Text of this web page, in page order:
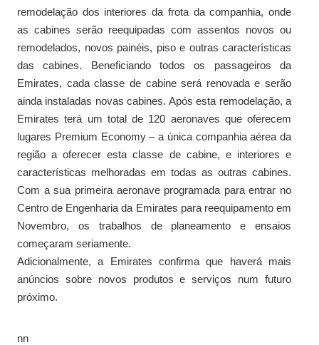
remodelação dos interiores da frota da companhia, onde
as cabines serão reequipadas com assentos novos ou
remodelados, novos painéis, piso e outras características
das cabines. Beneficiando todos os passageiros da
Emirates, cada classe de cabine será renovada e serão
ainda instaladas novas cabines. Após esta remodelação, a
Emirates terá um total de 120 aeronaves que oferecem
lugares Premium Economy – a única companhia aérea da
região a oferecer esta classe de cabine, e interiores e
características melhoradas em todas as outras cabines.
Com a sua primeira aeronave programada para entrar no
Centro de Engenharia da Emirates para reequipamento em
Novembro, os trabalhos de planeamento e ensaios
começaram seriamente.
Adicionalmente, a Emirates confirma que haverá mais
anúncios sobre novos produtos e serviços num futuro
próximo.
nn